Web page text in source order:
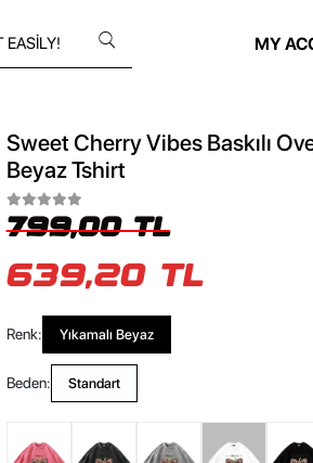
MY
Sweet Cherry Vibes Baskılı
Beyaz Tshirt
799,00 TL
639,20 TL
Renk: Yıkamalı Beyaz
Beden: Standart